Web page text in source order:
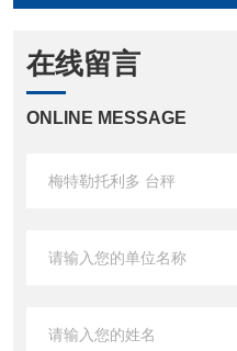
在线留言
ONLINE MESSAGE